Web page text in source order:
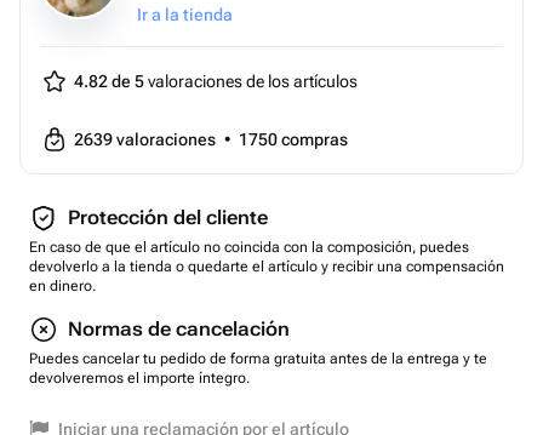
Ir a la tienda
4.82 de 5valoraciones de los artículos
2639valoraciones • 1750compras
Protección del cliente
En caso de que el artículo no coincida con la composición, puedes
devolverlo a la tienda o quedarte el artículo y recibir una compensación
en dinero.
Normas de cancelación
Puedes cancelar tu pedido de forma gratuita antes de la entrega y te
devolveremos el importe íntegro.
Iniciar una reclamación por el artículo